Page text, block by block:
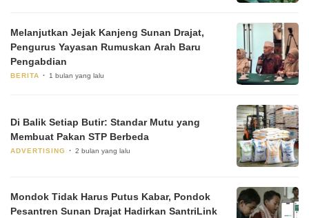
Melanjutkan Jejak Kanjeng Sunan Drajat,
Pengurus Yayasan Rumuskan Arah Baru
Pengabdian
BERITA 1 bulan yang lalu
Di Balik Setiap Butir: Standar Mutu yang
Membuat Pakan STP Berbeda
ADVERTISING 2 bulan yang lalu
Mondok Tidak Harus Putus Kabar, Pondok
Pesantren Sunan Drajat Hadirkan SantriLink